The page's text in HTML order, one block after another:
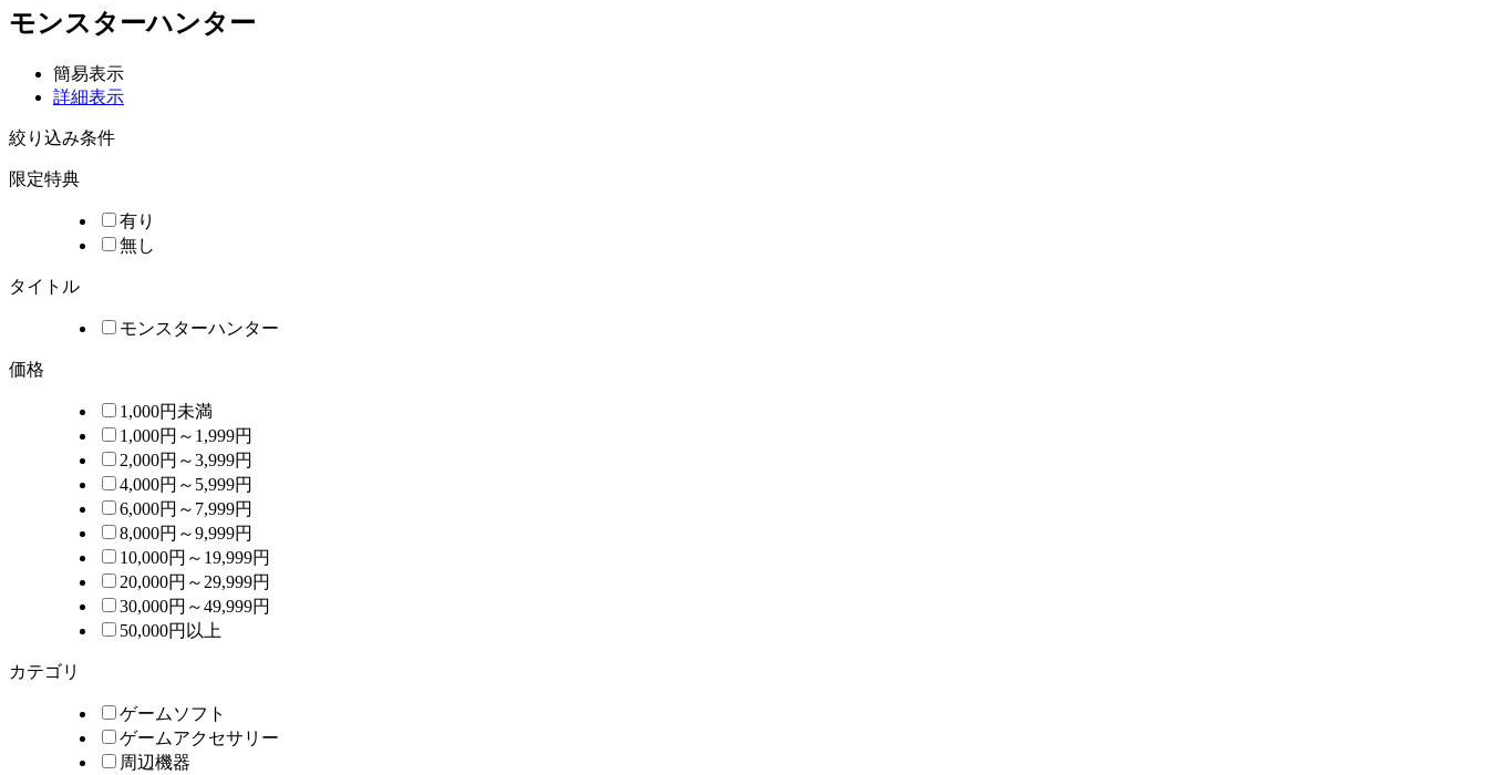
モンスターハンター
簡易表示
詳細表示
絞り込み条件
限定特典
有り
無し
タイトル
モンスターハンター
価格
1,000円未満
1,000円～1,999円
2,000円～3,999円
4,000円～5,999円
6,000円～7,999円
8,000円～9,999円
10,000円～19,999円
20,000円～29,999円
30,000円～49,999円
50,000円以上
カテゴリ
ゲームソフト
ゲームアクセサリー
周辺機器